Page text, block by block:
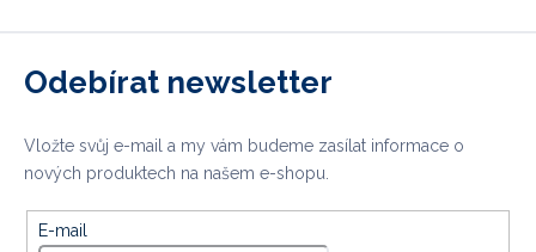
Odebírat newsletter
Vložte svůj e-mail a my vám budeme zasílat informace o
nových produktech na našem e-shopu.
E-mail